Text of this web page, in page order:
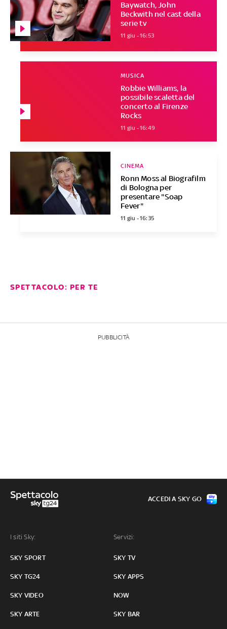
Baywatch, John
Beckwith nel cast della
serie tv
11 giu - 16:53
Robbie Williams, la
possibile scaletta del
concerto al Firenze
Rocks
MUSICA
11 giu - 16:49
Ronn Moss al Biografilm
di Bologna per
presentare "Soap
Fever"
CINEMA
11 giu - 16:35
SPETTACOLO: PER TE
PUBBLICITÀ
I siti Sky:
SKY SPORT
SKY TG24
SKY VIDEO
SKY ARTE
Servizi:
SKY TV
SKY APPS
NOW
SKY BAR
ACCEDI A SKY GO